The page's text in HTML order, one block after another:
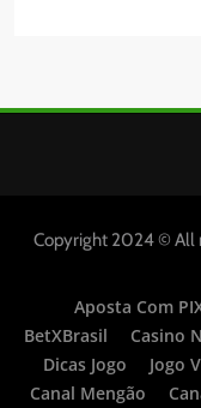
Copyright 2024 © All
Aposta Com
BetXBrasil
Casino
Dicas Jogo
Jogo
Canal Mengão